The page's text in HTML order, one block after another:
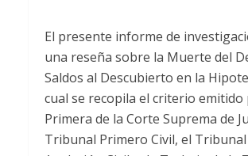
El presente informe de
una reseña sobre la Muerte del
Saldos al Descubierto en la
cual se recopila el criterio emitido
Primera de la Corte Suprema de
Tribunal Primero Civil, el Tribunal